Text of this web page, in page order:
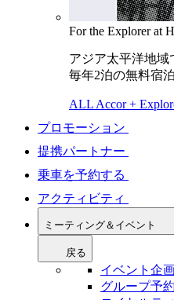
For the Explorer at
アジア太平洋地域
毎年2泊の無料宿泊
ALL Accor +
プロモーション
提携パートナー
乗車を予約する
アクティビティ
ミーティング＆イベント
戻る
イベント企
グループ予